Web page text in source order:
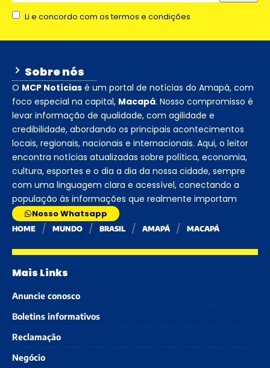
Li e concordo com os termos e condições
Sobre nós
O MCP Notícias é um portal de notícias do Amapá, com
foco especial na capital, Macapá. Nosso compromisso é
levar informação de qualidade, com agilidade e
credibilidade, abordando os principais acontecimentos
locais, regionais, nacionais e internacionais. Aqui, o leitor
encontra notícias atualizadas sobre política, economia,
cultura, esportes e o dia a dia da nossa cidade, sempre
com uma linguagem clara e acessível, conectando a
população às informações que realmente importam
Nosso Whatsapp
HOME MUNDO BRASIL AMAPÁ MACAPÁ
Mais Links
Anuncie conosco
Boletins informativos
Reclamação
Negócio